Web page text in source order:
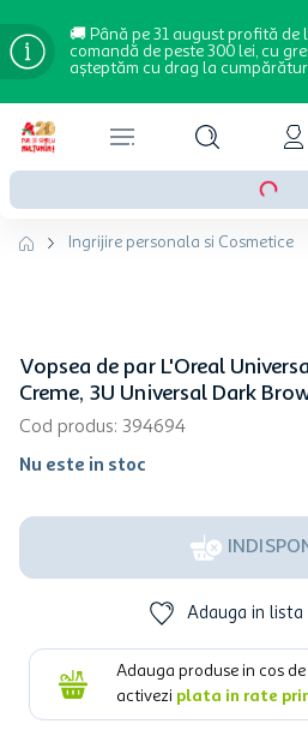
🚚 Până pe 31 august profită
comandă de peste 300 lei, cu
așteptăm cu drag la
Ingrijire personala si Cosmetice
Vopsea de par L'Oreal
Creme, 3U Universal Dark
Cod produs: 394694
Nu este in stoc
Adauga in
Adauga produse in cos de
activezi plata in rate